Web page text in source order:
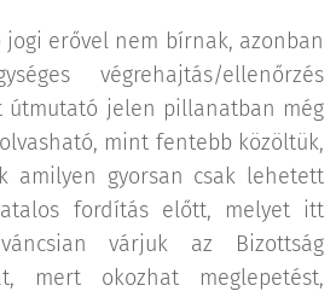
jogi erővel nem bírnak, azonban
végrehajtás/ellenőrzés
útmutató jelen pillanatban még
mint fentebb közöltük,
amilyen gyorsan csak lehetett
fordítás előtt, melyet itt
várjuk az Bizottság
mert okozhat meglepetést,